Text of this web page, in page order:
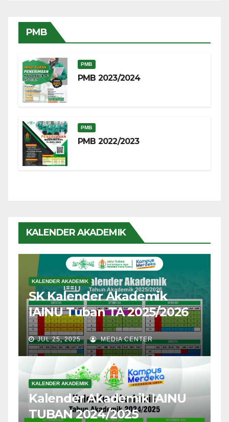
PMB
PMB
PMB 2023/2024
PMB
PMB 2022/2023
KALENDER AKADEMIK
KALENDER AKADEMIK
SK Kalender Akademik
IAINU Tuban TA 2025/2026
JUL 25, 2025 MEDIA CENTER
KALENDER AKADEMIK
Kalender Akademik IAINU
TUBAN 2024/2025